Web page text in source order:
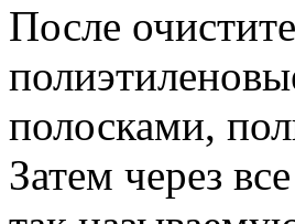
После
полосками,
Затем через